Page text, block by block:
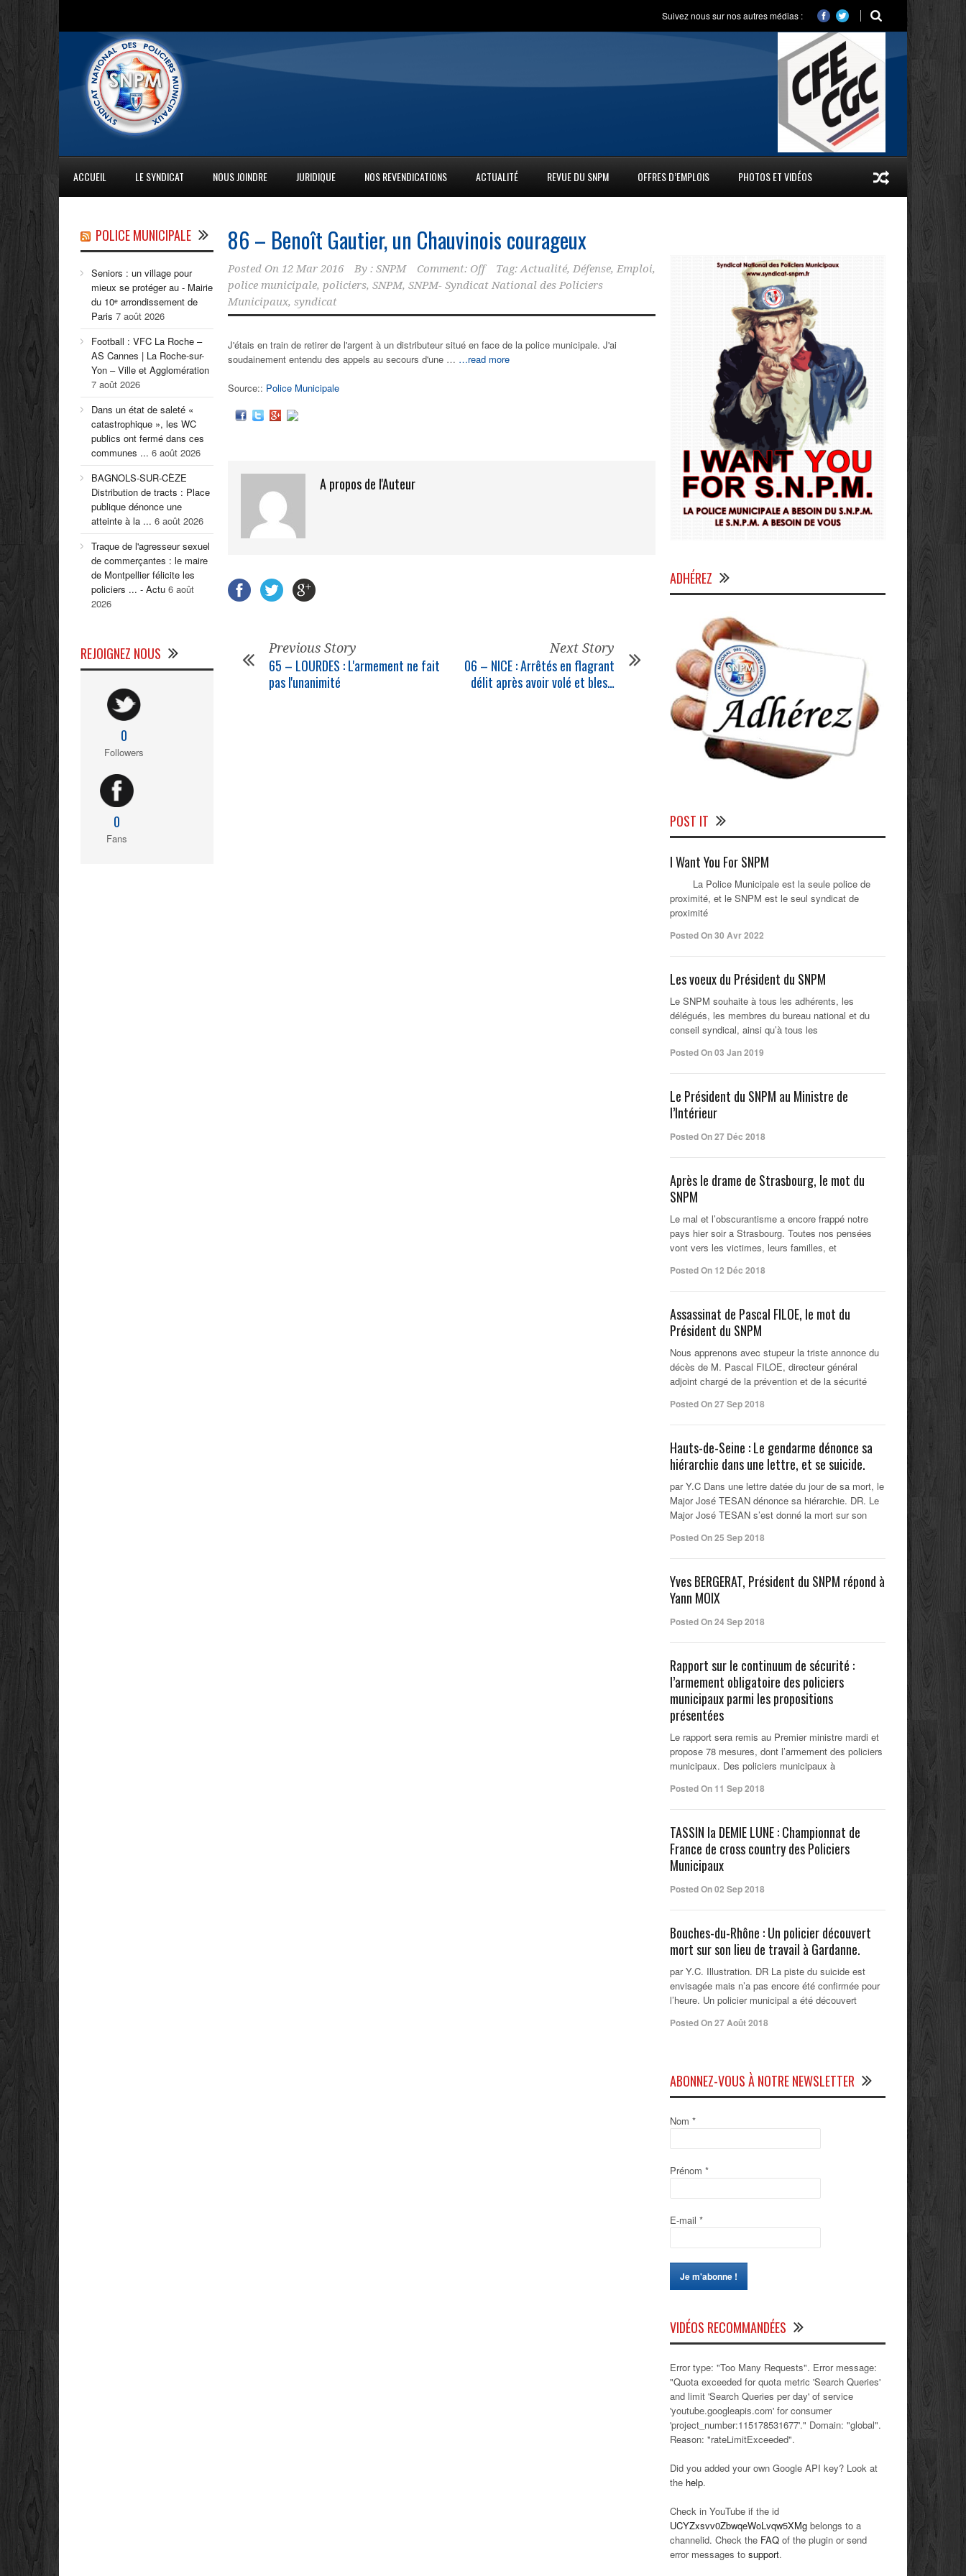
Suivez nous sur nos autres médias :
ACCUEIL LE SYNDICAT NOUS JOINDRE JURIDIQUE NOS REVENDICATIONS ACTUALITÉ REVUE DU SNPM OFFRES D’EMPLOIS PHOTOS ET VIDÉOS
86 – Benoît Gautier, un Chauvinois courageux
Posted On 12 Mar 2016 By : SNPM Comment: Off Tag: Actualité, Défense, Emploi,
police municipale, policiers, SNPM, SNPM- Syndicat National des Policiers
Municipaux, syndicat
J'étais en train de retirer de l'argent à un distributeur situé en face de la police municipale. J'ai
soudainement entendu des appels au secours d'une … …read more
Source:: Police Municipale
A propos de l'Auteur
Previous Story
65 – LOURDES : L'armement ne fait
pas l'unanimité
Next Story
06 – NICE : Arrêtés en flagrant
délit après avoir volé et bles…
POLICE MUNICIPALE
Seniors : un village pour
mieux se protéger au - Mairie
du 10ᵉ arrondissement de
Paris 7 août 2026
Football : VFC La Roche –
AS Cannes | La Roche-sur-
Yon – Ville et Agglomération
7 août 2026
Dans un état de saleté «
catastrophique », les WC
publics ont fermé dans ces
communes ... 6 août 2026
BAGNOLS-SUR-CÈZE
Distribution de tracts : Place
publique dénonce une
atteinte à la ... 6 août 2026
Traque de l'agresseur sexuel
de commerçantes : le maire
de Montpellier félicite les
policiers ... - Actu 6 août
2026
REJOIGNEZ NOUS
0
Followers
0
Fans
ADHÉREZ
POST IT
I Want You For SNPM
La Police Municipale est la seule police de
proximité, et le SNPM est le seul syndicat de
proximité
Posted On 30 Avr 2022
Les voeux du Président du SNPM
Le SNPM souhaite à tous les adhérents, les
délégués, les membres du bureau national et du
conseil syndical, ainsi qu’à tous les
Posted On 03 Jan 2019
Le Président du SNPM au Ministre de
l’Intérieur
Posted On 27 Déc 2018
Après le drame de Strasbourg, le mot du
SNPM
Le mal et l’obscurantisme a encore frappé notre
pays hier soir a Strasbourg. Toutes nos pensées
vont vers les victimes, leurs familles, et
Posted On 12 Déc 2018
Assassinat de Pascal FILOE, le mot du
Président du SNPM
Nous apprenons avec stupeur la triste annonce du
décès de M. Pascal FILOE, directeur général
adjoint chargé de la prévention et de la sécurité
Posted On 27 Sep 2018
Hauts-de-Seine : Le gendarme dénonce sa
hiérarchie dans une lettre, et se suicide.
par Y.C Dans une lettre datée du jour de sa mort, le
Major José TESAN dénonce sa hiérarchie. DR. Le
Major José TESAN s’est donné la mort sur son
Posted On 25 Sep 2018
Yves BERGERAT, Président du SNPM répond à
Yann MOIX
Posted On 24 Sep 2018
Rapport sur le continuum de sécurité :
l’armement obligatoire des policiers
municipaux parmi les propositions
présentées
Le rapport sera remis au Premier ministre mardi et
propose 78 mesures, dont l’armement des policiers
municipaux. Des policiers municipaux à
Posted On 11 Sep 2018
TASSIN la DEMIE LUNE : Championnat de
France de cross country des Policiers
Municipaux
Posted On 02 Sep 2018
Bouches-du-Rhône : Un policier découvert
mort sur son lieu de travail à Gardanne.
par Y.C. Illustration. DR La piste du suicide est
envisagée mais n’a pas encore été confirmée pour
l’heure. Un policier municipal a été découvert
Posted On 27 Août 2018
ABONNEZ-VOUS À NOTRE NEWSLETTER
Nom *
Prénom *
E-mail *
VIDÉOS RECOMMANDÉES
Error type: "Too Many Requests". Error message:
"Quota exceeded for quota metric 'Search Queries'
and limit 'Search Queries per day' of service
'youtube.googleapis.com' for consumer
'project_number:115178531677'." Domain: "global".
Reason: "rateLimitExceeded".
Did you added your own Google API key? Look at
the help.
Check in YouTube if the id
UCYZxsvv0ZbwqeWoLvqw5XMg belongs to a
channelid. Check the FAQ of the plugin or send
error messages to support.